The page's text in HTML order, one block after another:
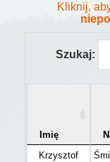
Kliknij,
Szukaj:
Imię
Krzysztof